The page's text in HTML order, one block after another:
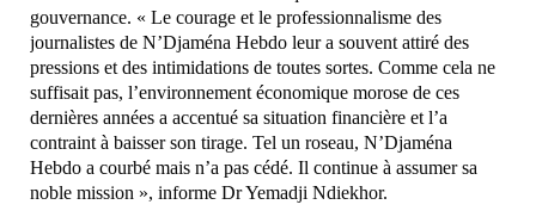
gouvernance. « Le courage et le professionnalisme des
journalistes de N’Djaména Hebdo leur a souvent attiré des
pressions et des intimidations de toutes sortes. Comme cela ne
suffisait pas, l’environnement économique morose de ces
dernières années a accentué sa situation financière et l’a
contraint à baisser son tirage. Tel un roseau, N’Djaména
Hebdo a courbé mais n’a pas cédé. Il continue à assumer sa
noble mission », informe Dr Yemadji Ndiekhor.